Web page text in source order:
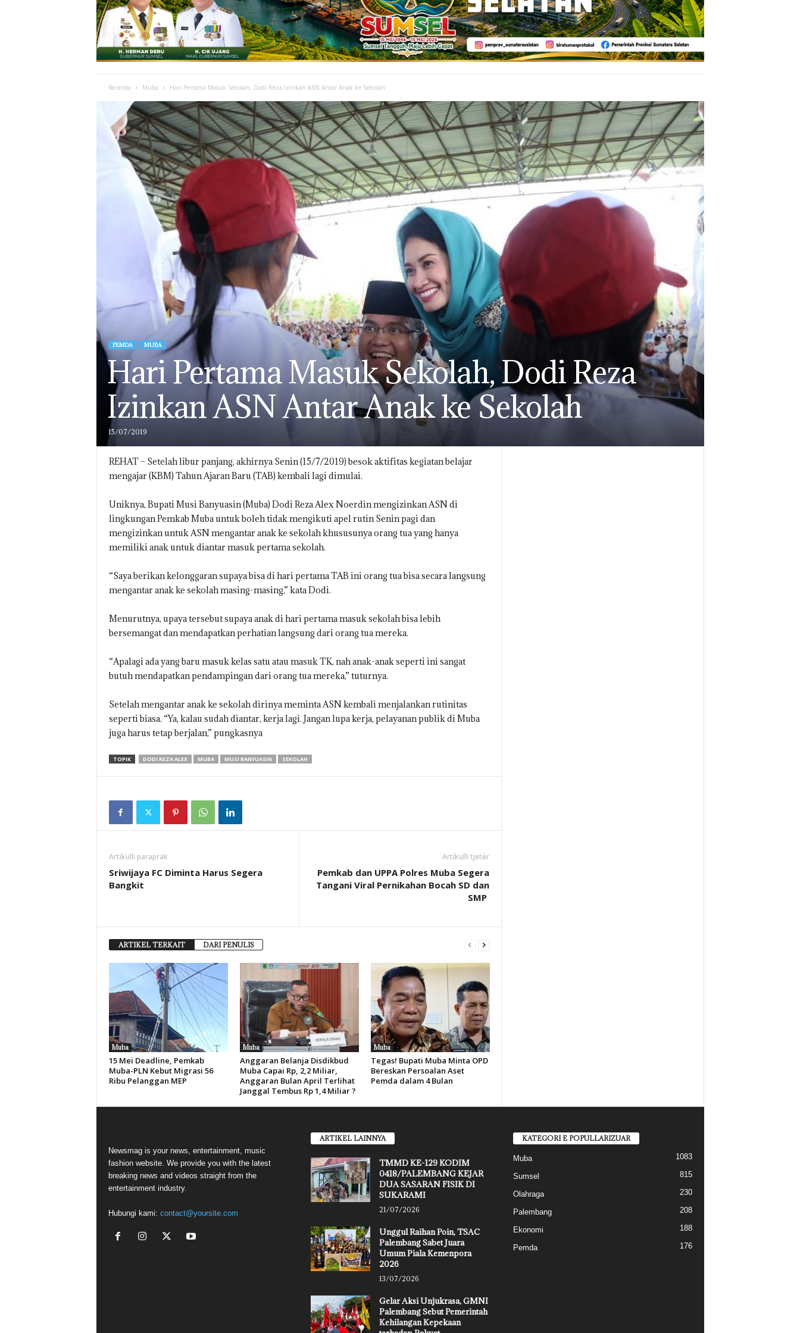
Beranda Muba Hari Pertama Masuk Sekolah, Dodi Reza Izinkan ASN Antar Anak ke Sekolah
PEMDA MUBA
Hari Pertama Masuk Sekolah, Dodi Reza
Izinkan ASN Antar Anak ke Sekolah
15/07/2019
REHAT – Setelah libur panjang, akhirnya Senin (15/7/2019) besok aktifitas kegiatan belajar
mengajar (KBM) Tahun Ajaran Baru (TAB) kembali lagi dimulai.
Uniknya, Bupati Musi Banyuasin (Muba) Dodi Reza Alex Noerdin mengizinkan ASN di
lingkungan Pemkab Muba untuk boleh tidak mengikuti apel rutin Senin pagi dan
mengizinkan untuk ASN mengantar anak ke sekolah khususunya orang tua yang hanya
memiliki anak untuk diantar masuk pertama sekolah.
“Saya berikan kelonggaran supaya bisa di hari pertama TAB ini orang tua bisa secara langsung
mengantar anak ke sekolah masing-masing,” kata Dodi.
Menurutnya, upaya tersebut supaya anak di hari pertama masuk sekolah bisa lebih
bersemangat dan mendapatkan perhatian langsung dari orang tua mereka.
“Apalagi ada yang baru masuk kelas satu atau masuk TK, nah anak-anak seperti ini sangat
butuh mendapatkan pendampingan dari orang tua mereka,” tuturnya.
Setelah mengantar anak ke sekolah dirinya meminta ASN kembali menjalankan rutinitas
seperti biasa. “Ya, kalau sudah diantar, kerja lagi. Jangan lupa kerja, pelayanan publik di Muba
juga harus tetap berjalan,” pungkasnya
TOPIK DODI REZA ALEX MUBA MUSI BANYUASIN SEKOLAH
Artikulli paraprak
Sriwijaya FC Diminta Harus Segera
Bangkit
Artikulli tjetër
Pemkab dan UPPA Polres Muba Segera
Tangani Viral Pernikahan Bocah SD dan
SMP
ARTIKEL TERKAIT DARI PENULIS
Muba
15 Mei Deadline, Pemkab
Muba-PLN Kebut Migrasi 56
Ribu Pelanggan MEP
Muba
Anggaran Belanja Disdikbud
Muba Capai Rp, 2,2 Miliar,
Anggaran Bulan April Terlihat
Janggal Tembus Rp 1,4 Miliar ?
Muba
Tegas! Bupati Muba Minta OPD
Bereskan Persoalan Aset
Pemda dalam 4 Bulan
Newsmag is your news, entertainment, music
fashion website. We provide you with the latest
breaking news and videos straight from the
entertainment industry.
Hubungi kami: contact@yoursite.com
ARTIKEL LAINNYA
TMMD KE-129 KODIM
0418/PALEMBANG KEJAR
DUA SASARAN FISIK DI
SUKARAMI
21/07/2026
Unggul Raihan Poin, TSAC
Palembang Sabet Juara
Umum Piala Kemenpora
2026
13/07/2026
Gelar Aksi Unjukrasa, GMNI
Palembang Sebut Pemerintah
Kehilangan Kepekaan
KATEGORI E POPULLARIZUAR
Muba 1083
Sumsel 815
Olahraga 230
Palembang 208
Ekonomi 188
Pemda 176